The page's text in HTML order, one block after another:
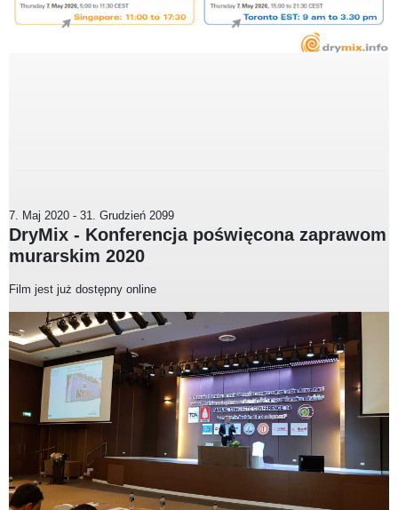
7. Maj 2020 - 31. Grudzień 2099
DryMix - Konferencja poświęcona zaprawom
murarskim 2020
Film jest już dostępny online